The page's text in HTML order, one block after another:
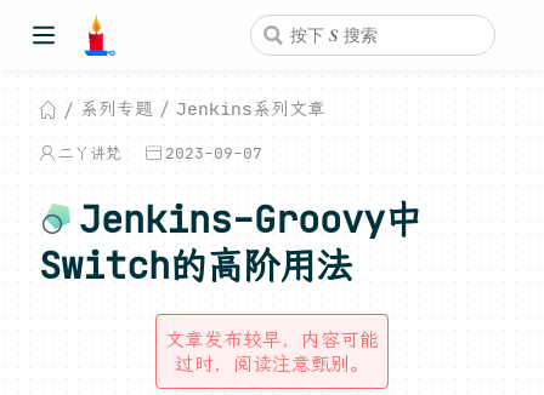
系列专题 Jenkins系列文章
二丫讲梵 2023-09-07
Jenkins-Groovy中
Switch的高阶用法
文章发布较早，内容可能
过时，阅读注意甄别。